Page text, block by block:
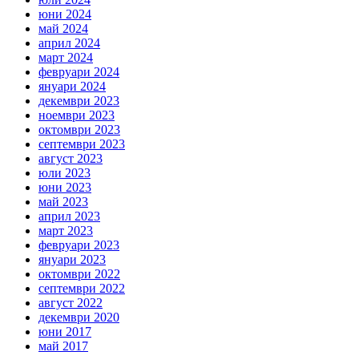
юни 2024
май 2024
април 2024
март 2024
февруари 2024
януари 2024
декември 2023
ноември 2023
октомври 2023
септември 2023
август 2023
юли 2023
юни 2023
май 2023
април 2023
март 2023
февруари 2023
януари 2023
октомври 2022
септември 2022
август 2022
декември 2020
юни 2017
май 2017